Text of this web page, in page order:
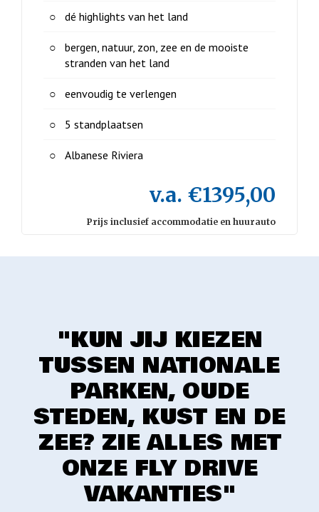
dé highlights van het land
bergen, natuur, zon, zee en de mooiste
stranden van het land
eenvoudig te verlengen
5 standplaatsen
Albanese Riviera
v.a. €1395,00
Prijs inclusief accommodatie en huurauto
"KUN JIJ KIEZEN
TUSSEN NATIONALE
PARKEN, OUDE
STEDEN, KUST EN DE
ZEE? ZIE ALLES MET
ONZE FLY DRIVE
VAKANTIES"